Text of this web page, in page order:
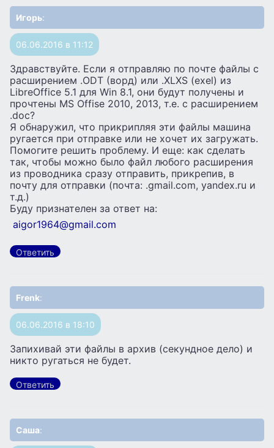
Игорь:
06.06.2016 в 11:12
Здравствуйте. Если я отправляю по почте файлы с
расширением .ODT (ворд) или .XLXS (exel) из
LibreOffice 5.1 для Win 8.1, они будут получены и
прочтены MS Offise 2010, 2013, т.е. с расширением
.doc?
Я обнаружил, что прикрипляя эти файлы машина
ругается при отправке или не хочет их загружать.
Помогите решить проблему. И еще: как сделать
так, чтобы можно было файл любого расширения
из проводника сразу отправить, прикрепив, в
почту для отправки (почта: .gmail.com, yandex.ru и
т.д.)
Буду признателен за ответ на:
aigor1964@gmail.com
Ответить
Frenk:
06.06.2016 в 18:10
Запихивай эти файлы в архив (секундное дело) и
никто ругаться не будет.
Ответить
Саша: